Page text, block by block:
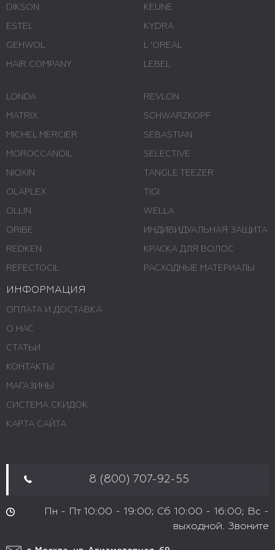
DIKSON
ESTEL
GEHWOL
HAIR COMPANY
KEUNE
KYDRA
L 'ОREAL
LEBEL
LONDA
MATRIX
MICHEL MERCIER
MOROCCANOIL
NIOXIN
OLAPLEX
OLLIN
ORIBE
REDKEN
REFECTOCIL
REVLON
SCHWARZKOPF
SEBASTIAN
SELECTIVE
TANGLE TEEZER
TIGI
WELLA
ИНДИВИДУАЛЬНАЯ ЗАЩИТА
КРАСКА ДЛЯ ВОЛОС
РАСХОДНЫЕ МАТЕРИАЛЫ
ИНФОРМАЦИЯ
ОПЛАТА И ДОСТАВКА
О НАС
СТАТЬИ
КОНТАКТЫ
МАГАЗИНЫ
СИСТЕМА СКИДОК
КАРТА САЙТА
8 (800) 707-92-55
Пн - Пт 10:00 - 19:00; Сб 10:00 - 16:00; Вс -
выходной. Звоните